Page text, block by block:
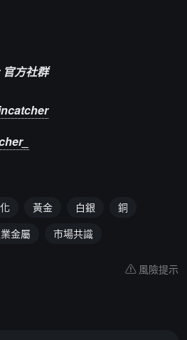
方社群
黃金 白銀
銅
金屬 市場共識
風險提示